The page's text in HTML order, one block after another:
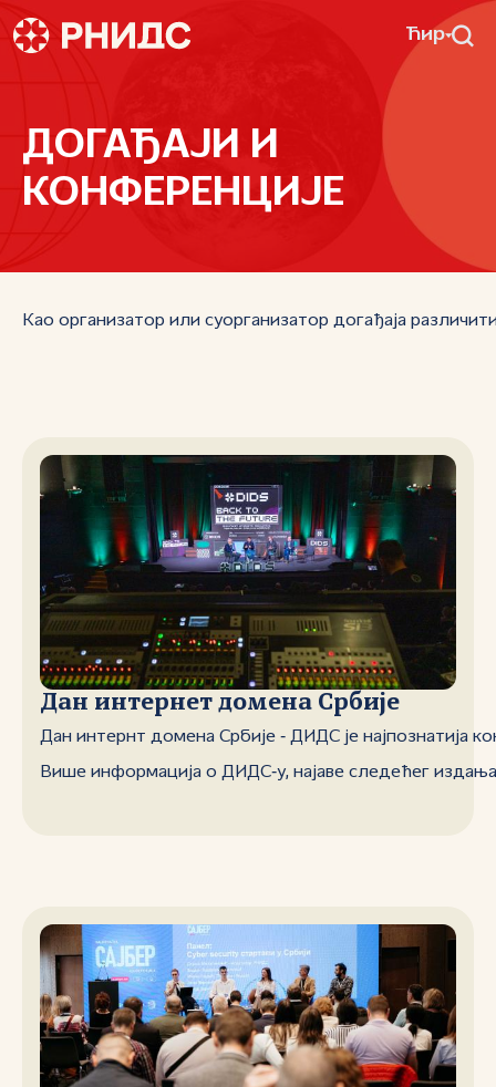
Ћир
ДОГАЂАЈИ И
КОНФЕРЕНЦИЈЕ
Као организатор или суорганизатор догађаја
Дан интернет домена Србије
Дан интернт домена Србије ‑ ДИДС је најпознатијa
Више информација о ДИДС‑у, најаве следећег